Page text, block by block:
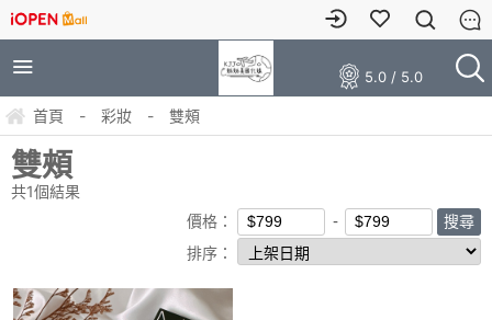
5.0 / 5.0
首頁 - 彩妝 - 雙頰
雙頰
共1個結果
價格：
排序：